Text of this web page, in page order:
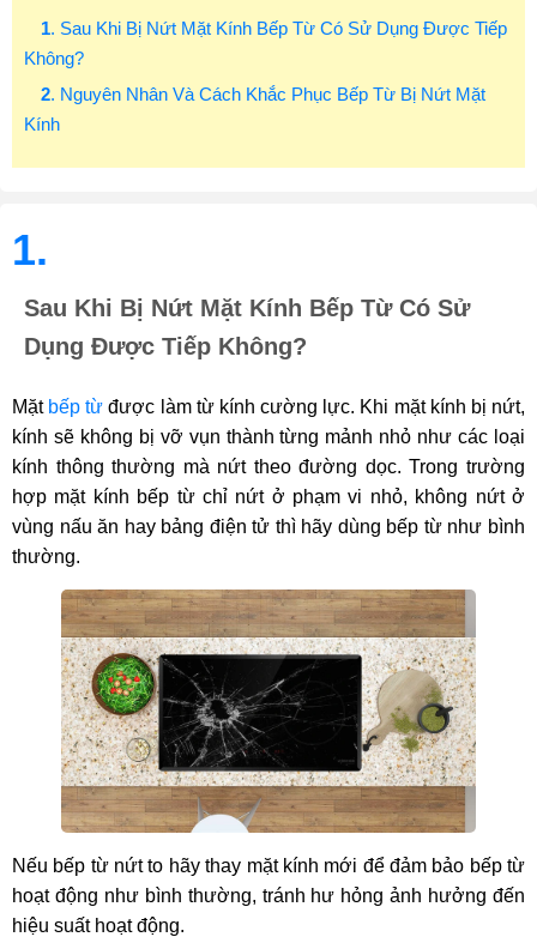
1. Sau Khi Bị Nứt Mặt Kính Bếp Từ Có Sử Dụng Được Tiếp
Không?
2. Nguyên Nhân Và Cách Khắc Phục Bếp Từ Bị Nứt Mặt
Kính
1.
Sau Khi Bị Nứt Mặt Kính Bếp Từ Có Sử
Dụng Được Tiếp Không?
Mặtbếp từ được làm từ kính cường lực. Khi mặt kính bị nứt,
kính sẽ không bị vỡ vụn thành từng mảnh nhỏ như các loại
kính thông thường mà nứt theo đường dọc. Trong trường
hợp mặt kính bếp từ chỉ nứt ở phạm vi nhỏ, không nứt ở
vùng nấu ăn hay bảng điện tử thì hãy dùng bếp từ như bình
thường.
Nếu bếp từ nứt to hãy thay mặt kính mới để đảm bảo bếp từ
hoạt động như bình thường, tránh hư hỏng ảnh hưởng đến
hiệu suất hoạt động.